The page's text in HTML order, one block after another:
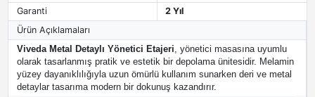
Garanti
2 Yıl
Ürün Açıklamaları
Viveda Metal Detaylı Yönetici Etajeri , yönetici masasına uyumlu
olarak tasarlanmış pratik ve estetik bir depolama ünitesidir. Melamin
yüzey dayanıklılığıyla uzun ömürlü kullanım sunarken deri ve metal
detaylar tasarıma modern bir dokunuş kazandırır.